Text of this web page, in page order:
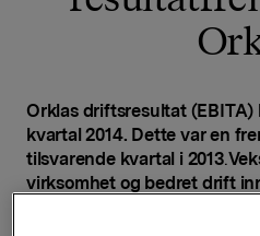
Orklas driftsresultat (EBITA)
kvartal 2014. Dette var en
tilsvarende kvartal i 2013.
virksomhet og bedret drift